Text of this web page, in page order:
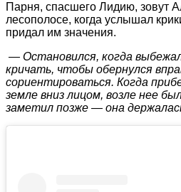
Парня, спасшего Лидию, зовут
лесополосе, когда услышал
придал им значения.
— Остановился, когда
кричать, чтобы обернулся
сориентироваться. Когда
земле вниз лицом, возле нее
заметил позже — она